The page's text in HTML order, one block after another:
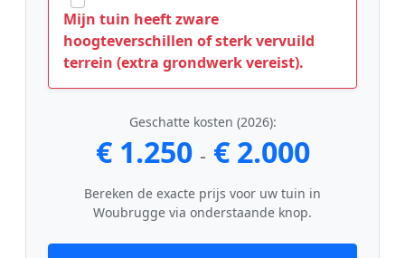
Mijn tuin heeft zware
hoogteverschillen of sterk vervuild
terrein (extra grondwerk vereist).
Geschatte kosten (2026):
€ 1.250 - € 2.000
Bereken de exacte prijs voor uw tuin in
Woubrugge via onderstaande knop.